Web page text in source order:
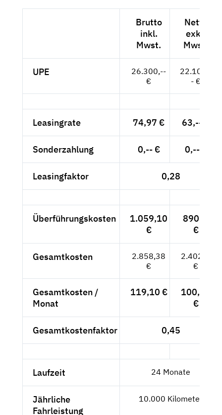
Brutto
inkl.
Mwst.
Netto
exkl.
Mwst.
UPE
26.300,--
€
22.101,-
- €
Leasingrate 74,97 € 63,-- €
Sonderzahlung 0,-- € 0,-- €
Leasingfaktor 0,28
Überführungskosten
1.059,10
€
890,--
€
Gesamtkosten
2.858,38
€
2.402,--
€
Gesamtkosten /
Monat
119,10 €
100,08
€
Gesamtkostenfaktor 0,45
Laufzeit 24 Monate
Jährliche
Fahrleistung
10.000 Kilometer